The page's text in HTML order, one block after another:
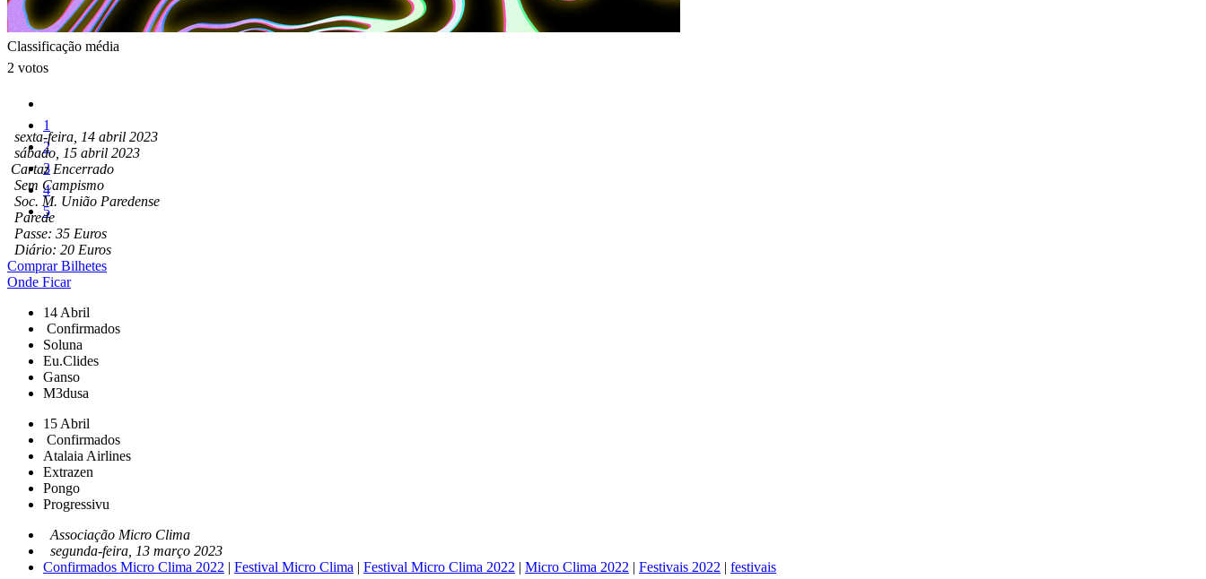
Classificação média
2 votos
1
2
3
4
5
sexta-feira, 14 abril 2023
sábado, 15 abril 2023
Cartaz Encerrado
Sem Campismo
Soc. M. União Paredense
Parede
Passe: 35 Euros
Diário: 20 Euros
Comprar Bilhetes
Onde Ficar
14 Abril
Confirmados
Soluna
Eu.Clides
Ganso
M3dusa
15 Abril
Confirmados
Atalaia Airlines
Extrazen
Pongo
Progressivu
Associação Micro Clima
segunda-feira, 13 março 2023
Confirmados Micro Clima 2022 | Festival Micro Clima | Festival Micro Clima 2022 | Micro Clima 2022 | Festivais 2022 | festivais